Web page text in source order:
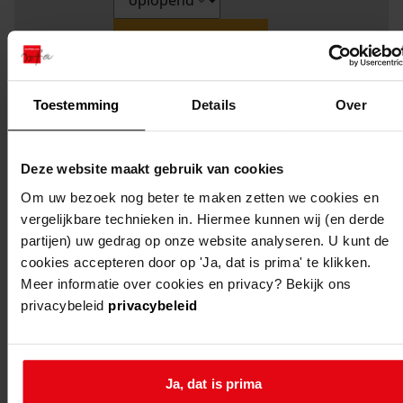
Toestemming Details Over
Deze website maakt gebruik van cookies
Om uw bezoek nog beter te maken zetten we cookies en
vergelijkbare technieken in. Hiermee kunnen wij (en derde
partijen) uw gedrag op onze website analyseren. U kunt de
cookies accepteren door op 'Ja, dat is prima' te klikken.
Meer informatie over cookies en privacy? Bekijk ons
privacybeleid privacybeleid
Ja, dat is prima
1
...
2
4